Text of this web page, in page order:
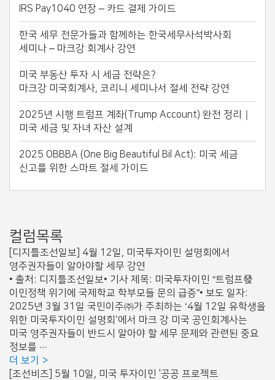
IRS Pay1040 연장 – 카드 결제 가이드
한국 세무 전문가들과 함께하는 한국세무사석박사회
세미나 – 마크강 회계사 강연
미국 부동산 투자 시 세금 전략은?
마크강 미국회계사, 코리니 세미나서 절세 전략 강연
2025년 시행 트럼프 계좌(Trump Account) 완전 정리｜
미국 세금 및 자녀 자산 설계
2025 OBBBA (One Big Beautiful Bil Act): 미국 세금
신고를 위한 스마트 절세 가이드
컬럼목록
[디지틀조선일보] 4월 12일, 미국투자이민 설명회에서
영주권자들이 알아야할 세무 강연
• 출처: 디지틀조선일보• 기사 제목: 미국투자이민 “트럼프發
이민정책 위기에 국제학교 학부모들 문의 급증”• 보도 일자:
2025년 3월 31일 국민이주㈜가 주최하는 ‘4월 12일 유학생을
위한 미국투자이민 설명회’에서 마크 강 미국 공인회계사는
미국 영주권자들이 반드시 알아야 할 세무 문제와 관련된 중요
정보를 ···
더 보기
[조선비즈] 5월 10일, 미국 투자이민 '공공 프로젝트